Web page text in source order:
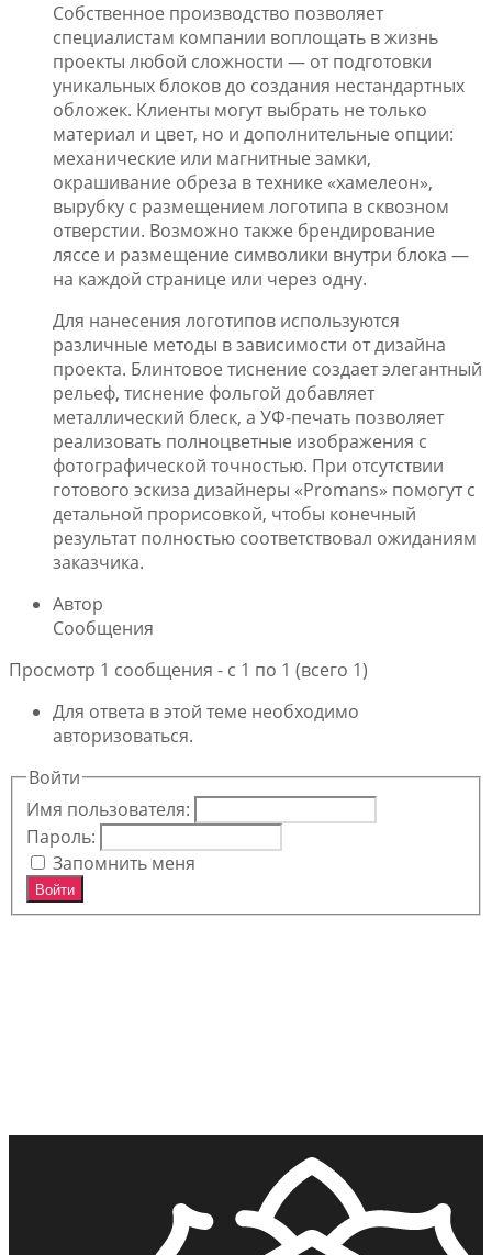
Собственное производство позволяет
специалистам компании воплощать в жизнь
проекты любой сложности — от подготовки
уникальных блоков до создания нестандартных
обложек. Клиенты могут выбрать не только
материал и цвет, но и дополнительные опции:
механические или магнитные замки,
окрашивание обреза в технике «хамелеон»,
вырубку с размещением логотипа в сквозном
отверстии. Возможно также брендирование
ляссе и размещение символики внутри блока —
на каждой странице или через одну.
Для нанесения логотипов используются
различные методы в зависимости от дизайна
проекта. Блинтовое тиснение создает элегантный
рельеф, тиснение фольгой добавляет
металлический блеск, а УФ-печать позволяет
реализовать полноцветные изображения с
фотографической точностью. При отсутствии
готового эскиза дизайнеры «Promans» помогут с
детальной прорисовкой, чтобы конечный
результат полностью соответствовал ожиданиям
заказчика.
Автор
Сообщения
Просмотр 1 сообщения - с 1 по 1 (всего 1)
Для ответа в этой теме необходимо
авторизоваться.
Войти
Имя пользователя:
Пароль:
Запомнить меня
Войти